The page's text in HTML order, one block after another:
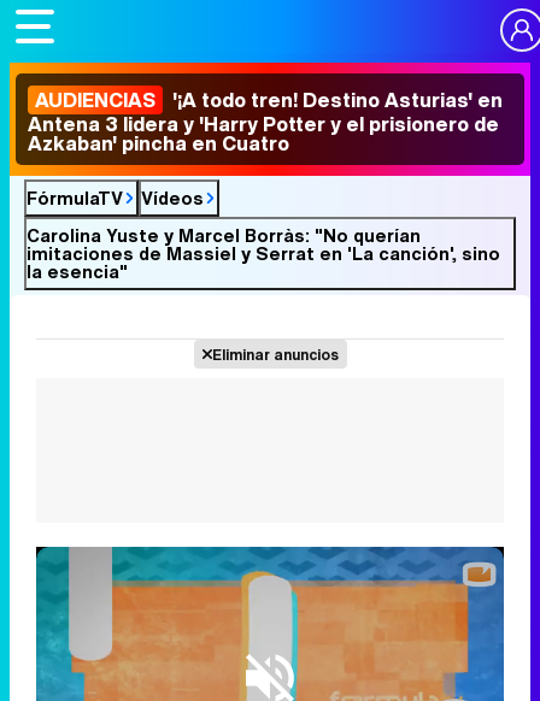
AUDIENCIAS '¡A todo tren! Destino Asturias' en
Antena 3 lidera y 'Harry Potter y el prisionero de
Azkaban' pincha en Cuatro
FórmulaTV
Vídeos
Carolina Yuste y Marcel Borràs: "No querían
imitaciones de Massiel y Serrat en 'La canción', sino
la esencia"
Eliminar anuncios